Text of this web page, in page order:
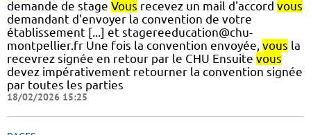
demande de stage Vous recevez un mail d'accord vous
demandant d'envoyer la convention de votre
établissement [...] et stagereeducation@chu-
montpellier.fr Une fois la convention envoyée, vous la
recevrez signée en retour par le CHU Ensuite vous
devez impérativement retourner la convention signée
par toutes les parties
18/02/2026 15:25